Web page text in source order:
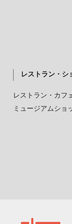
レストラン・シ
レストラン・カフ
ミュージアムショ